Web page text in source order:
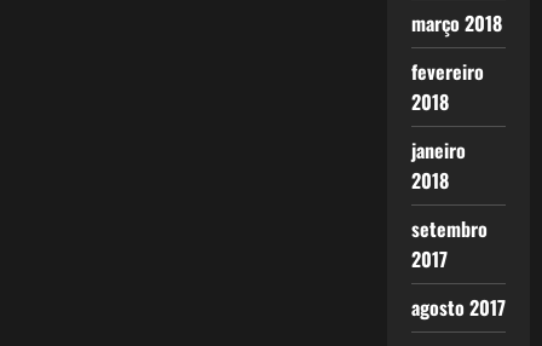
março 2018
fevereiro
2018
janeiro
2018
setembro
2017
agosto 2017